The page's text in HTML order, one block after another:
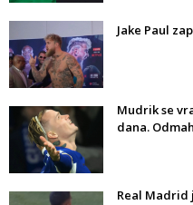
Jake Paul
Mudrik se
dana.
Real Madrid